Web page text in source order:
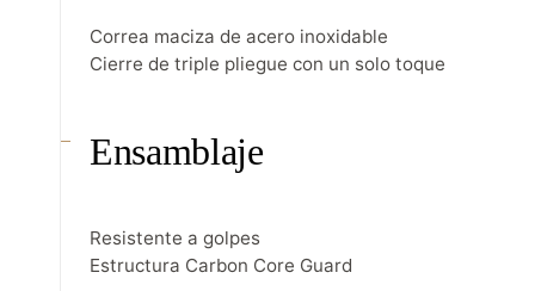
Correa maciza de acero inoxidable
Cierre de triple pliegue con un solo toque
Ensamblaje
Resistente a golpes
Estructura Carbon Core Guard